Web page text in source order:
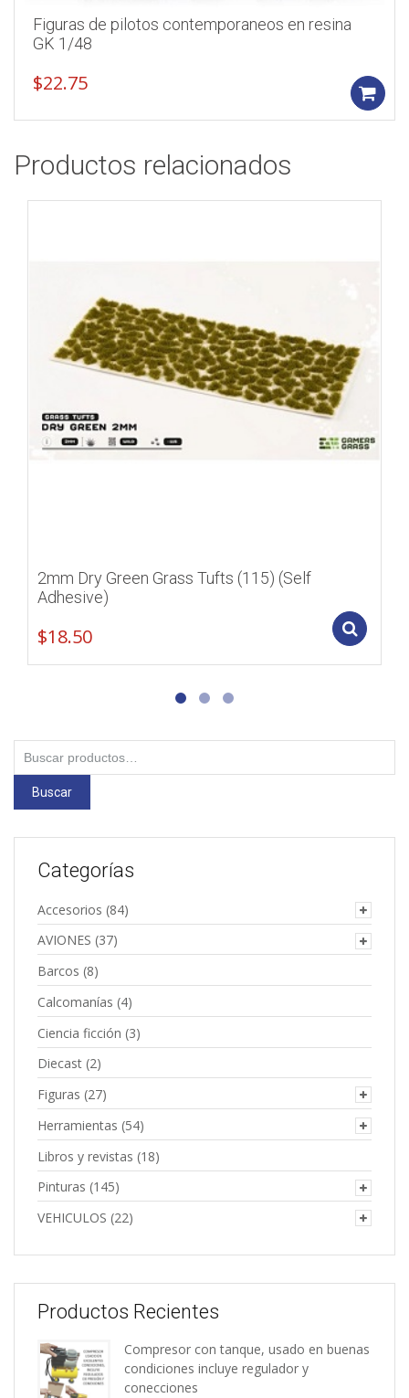
Figuras de pilotos contemporaneos en resina
GK 1/48
$22.75
Productos relacionados
2mm Dry Green Grass Tufts (115) (Self
Adhesive)
$18.50
Buscar
por:
Buscar
Categorías
Accesorios (84)
AVIONES (37)
Barcos (8)
Calcomanías (4)
Ciencia ficción (3)
Diecast (2)
Figuras (27)
Herramientas (54)
Libros y revistas (18)
Pinturas (145)
VEHICULOS (22)
Productos Recientes
Compresor con tanque, usado en buenas
condiciones incluye regulador y
conecciones